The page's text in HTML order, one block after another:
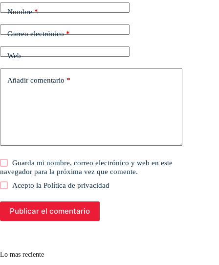
Nombre*
Correo electrónico*
Web
Añadir comentario *
Guarda mi nombre, correo electrónico y web en este
navegador para la próxima vez que comente.
Acepto laPolítica de privacidad
Publicar el comentario
Lo mas reciente